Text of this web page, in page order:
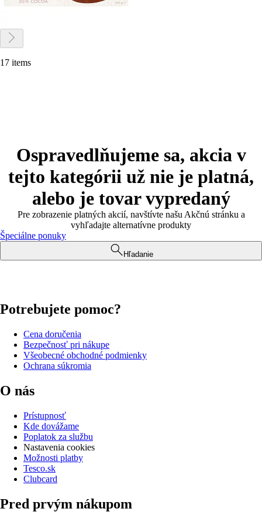
17 items
Ospravedlňujeme sa, akcia v
tejto kategórii už nie je platná,
alebo je tovar vypredaný
Pre zobrazenie platných akcií, navštívte našu Akčnú stránku a
vyhľadajte alternatívne produkty
Špeciálne ponuky
Hľadanie
Potrebujete pomoc?
Cena doručenia
Bezpečnosť pri nákupe
Všeobecné obchodné podmienky
Ochrana súkromia
O nás
Prístupnosť
Kde dovážame
Poplatok za službu
Nastavenia cookies
Možnosti platby
Tesco.sk
Clubcard
Pred prvým nákupom